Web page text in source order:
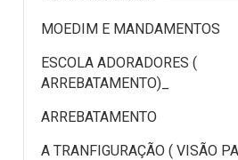
MOEDIM E MANDAMENTOS
ESCOLA ADORADORES (
ARREBATAMENTO)_
ARREBATAMENTO
A TRANFIGURAÇÃO ( VISÃO